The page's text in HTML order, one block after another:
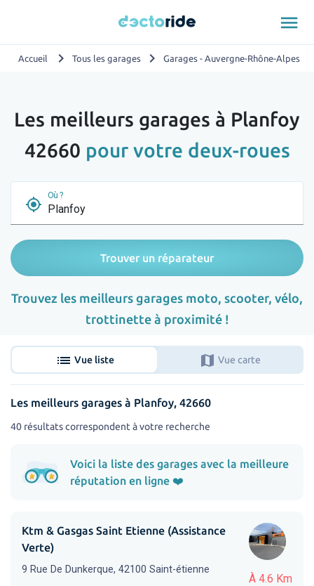
menu
Accueil chevron_right Tous les garages chevron_right Garages - Auvergne-Rhône-Alpes
Les meilleurs garages à Planfoy
42660 pour votre deux-roues
my_location
Où ?
Trouver un réparateur
Trouvez les meilleurs garages moto, scooter, vélo,
trottinette à proximité !
list Vue liste map Vue carte
Les meilleurs garages à Planfoy, 42660
40 résultats correspondent à votre recherche
Voici la liste des garages avec la meilleure
réputation en ligne ❤️
À 4.6 Km
Ktm & Gasgas Saint Etienne (Assistance
Verte)
9 Rue De Dunkerque, 42100 Saint-étienne